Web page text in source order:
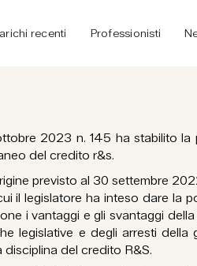
recenti Professionisti
2023 n. 145 ha stabilito
del credito r&s.
previsto al 30 settembre
il legislatore ha inteso dare la
i vantaggi e gli svantaggi
legislative e degli arresti della
del credito R&S.